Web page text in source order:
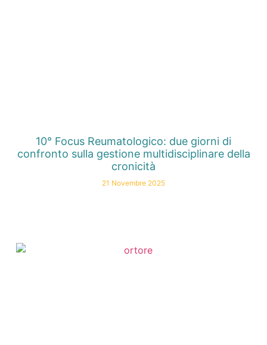
10° Focus Reumatologico: due giorni di
confronto sulla gestione multidisciplinare della
cronicità
21 Novembre 2025